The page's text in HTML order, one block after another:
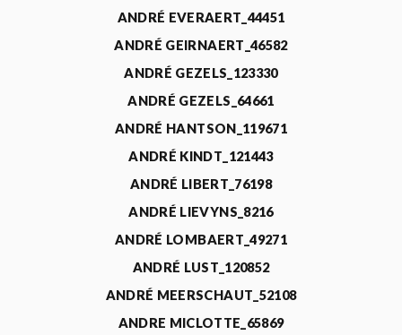
ANDRÉ EVERAERT_44451
ANDRÉ GEIRNAERT_46582
ANDRÉ GEZELS_123330
ANDRÉ GEZELS_64661
ANDRÉ HANTSON_119671
ANDRÉ KINDT_121443
ANDRÉ LIBERT_76198
ANDRÉ LIEVYNS_8216
ANDRÉ LOMBAERT_49271
ANDRÉ LUST_120852
ANDRÉ MEERSCHAUT_52108
ANDRE MICLOTTE_65869